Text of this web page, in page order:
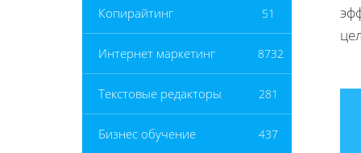
Копирайтинг 51
Интернет маркетинг 8732
Текстовые редакторы 281
Бизнес обучение 437